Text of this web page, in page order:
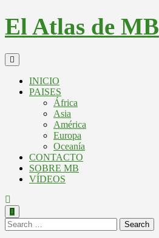
El Atlas de MB
INICIO
PAISES
África
Asia
América
Europa
Oceanía
CONTACTO
SOBRE MB
VÍDEOS
Search